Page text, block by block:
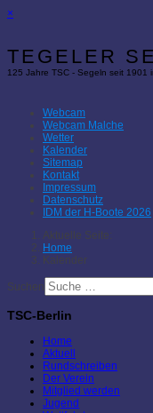
×
TEGELER
125 Jahre TSC - Segeln seit 1901
Webcam
Webcam Malche
Wetter
Kalender
Sitemap
Kontakt
Impressum
Datenschutz
IDM der H-Boote 2026
Aktuelle Seite:
Home
Kalender
Suchen
TSC-Berlin
Home
Aktuell
Rundschreiben
Der Verein
Mitglied werden
Jugend